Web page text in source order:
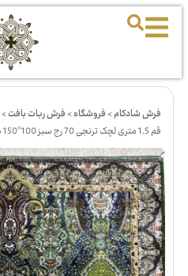
فرش شادکام>فروشگاه>فرش ربات بافت>
قم 1.5 متری لچک ترنجی 70 رج سبز 100*150 مستطیل 6 کیلو